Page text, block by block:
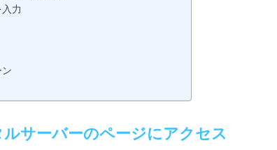
力
サーバーのページにアクセス